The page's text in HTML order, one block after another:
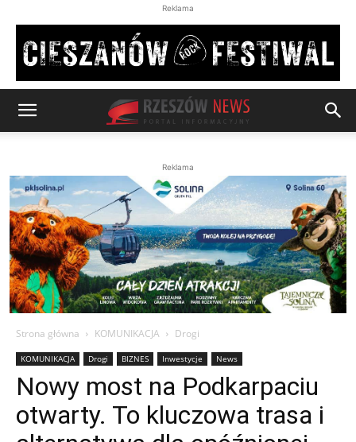
Reklama
Reklama
Strona główna KOMUNIKACJA Drogi
KOMUNIKACJA Drogi BIZNES Inwestycje News
Nowy most na Podkarpaciu
otwarty. To kluczowa trasa i